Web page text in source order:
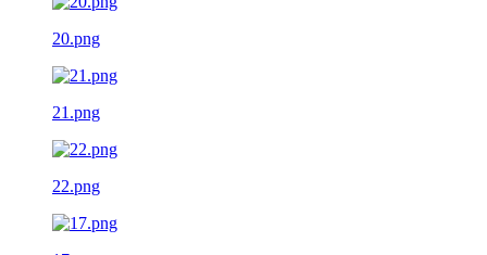
20.png
21.png
22.png